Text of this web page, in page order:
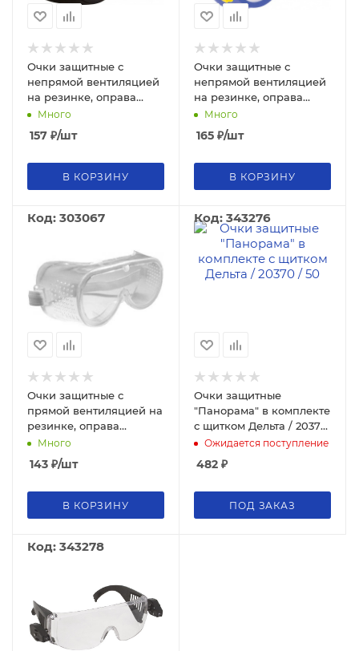
Очки защитные с
непрямой вентиляцией
на резинке, оправа
цветная Дельта
Много
157 ₽/шт
В КОРЗИНУ
Очки защитные с
непрямой вентиляцией
на резинке, оправа
прозрачная Дельта
Много
165 ₽/шт
В КОРЗИНУ
Код: 303067
Очки защитные с
прямой вентиляцией на
резинке, оправа
прозрачная Дельта
Много
143 ₽/шт
В КОРЗИНУ
Код: 343276
Очки защитные
"Панорама" в комплекте
с щитком Дельта / 20370
/ 50Ожидается поступление
482 ₽
ПОД ЗАКАЗ
Код: 343278